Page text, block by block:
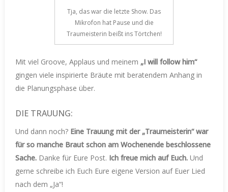
Tja, das war die letzte Show. Das
Mikrofon hat Pause und die
Traumeisterin beißt ins Törtchen!
Mit viel Groove, Applaus und meinem „I will follow him“
gingen viele inspirierte Bräute mit beratendem Anhang in
die Planungsphase über.
DIE TRAUUNG:
Und dann noch? Eine Trauung mit der „Traumeisterin“ war
für so manche Braut schon am Wochenende beschlossene
Sache. Danke für Eure Post. Ich freue mich auf Euch. Und
gerne schreibe ich Euch Eure eigene Version auf Euer Lied
nach dem „Ja“!